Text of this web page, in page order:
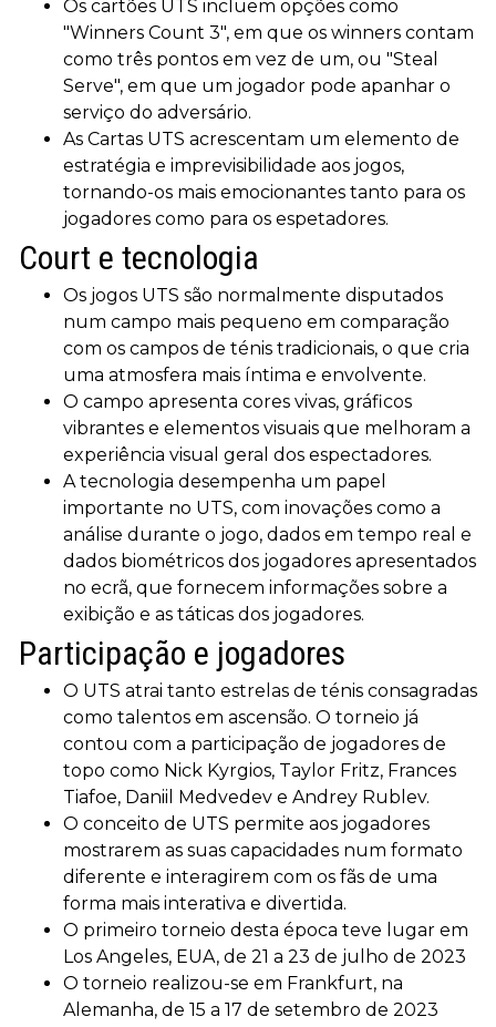
Os cartões UTS incluem opções como
"Winners Count 3", em que os winners contam
como três pontos em vez de um, ou "Steal
Serve", em que um jogador pode apanhar o
serviço do adversário.
As Cartas UTS acrescentam um elemento de
estratégia e imprevisibilidade aos jogos,
tornando-os mais emocionantes tanto para os
jogadores como para os espetadores.
Court e tecnologia
Os jogos UTS são normalmente disputados
num campo mais pequeno em comparação
com os campos de ténis tradicionais, o que cria
uma atmosfera mais íntima e envolvente.
O campo apresenta cores vivas, gráficos
vibrantes e elementos visuais que melhoram a
experiência visual geral dos espectadores.
A tecnologia desempenha um papel
importante no UTS, com inovações como a
análise durante o jogo, dados em tempo real e
dados biométricos dos jogadores apresentados
no ecrã, que fornecem informações sobre a
exibição e as táticas dos jogadores.
Participação e jogadores
O UTS atrai tanto estrelas de ténis consagradas
como talentos em ascensão. O torneio já
contou com a participação de jogadores de
topo como Nick Kyrgios, Taylor Fritz, Frances
Tiafoe, Daniil Medvedev e Andrey Rublev.
O conceito de UTS permite aos jogadores
mostrarem as suas capacidades num formato
diferente e interagirem com os fãs de uma
forma mais interativa e divertida.
O primeiro torneio desta época teve lugar em
Los Angeles, EUA, de 21 a 23 de julho de 2023
O torneio realizou-se em Frankfurt, na
Alemanha, de 15 a 17 de setembro de 2023